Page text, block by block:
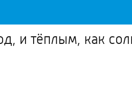
и тёплым, как